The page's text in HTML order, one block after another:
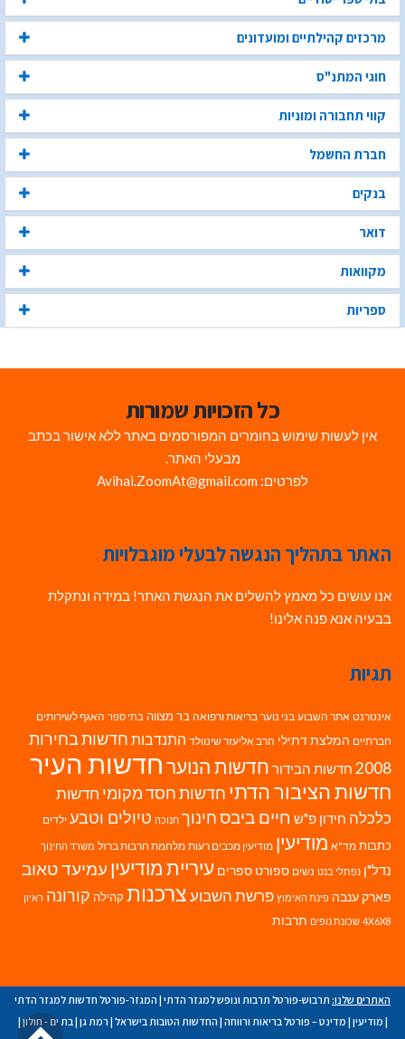
מרכזים קהילתיים ומועדונים
חוגי המתנ"ס
קווי תחבורה ומוניות
חברת החשמל
בנקים
דואר
מקוואות
ספריות
כל הזכויות שמורות
אין לעשות שימוש בחומרים המפורסמים באתר ללא אישור בכתב
מבעלי האתר.
לפרטים: Avihai.ZoomAt@gmail.com
האתר בתהליך הנגשה לבעלי מוגבלויות
אנו עושים כל מאמץ להשלים את הנגשת האתר! במידה ונתקלת
בבעיה אנא פנה אלינו!
תגיות
אינטרנט אתר השבוע בני נוער בריאות ורפואה בר מצווה בתי ספר האגף לשירותים
חברתיים המלצת דתילי הרב אליעזר שינוולד התנדבות חדשות בחירות
2008 חדשות הבידור חדשות הנוערחדשות העיר
חדשות הציבור הדתי חדשות חסד מקומי חדשות
כלכלה חידון פ"ש חיים ביבסחינוך חנוכה טיולים וטבע ילדים
כתבות מד"א מודיעין מודיעין מכבים רעות מלחמת חרבות ברזל משרד החינוך
נדל"ן נפתלי בנט נשים ספורט ספרים עיריית מודיעין עמיעד טאוב
פארק ענבה פינת האימוץ פרשת השבועצרכנות קהילה קורונה ראיון
4X6X8 שכונת נופים תרבות
האתרים שלנו: תרבוש-פורטל תרבות ונופש למגזר הדתי | המגזר-פורטל חדשות למגזר הדתי
| מודיעין | מדינט – פורטל בריאות ורווחה | החדשות הטובות בישראל | רמת גן |בת ים - חולון|